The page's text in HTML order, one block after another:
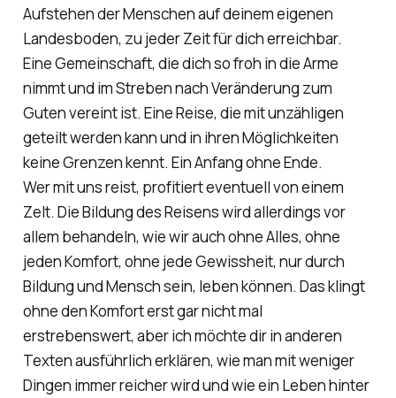
Aufstehen der Menschen auf deinem eigenen
Landesboden, zu jeder Zeit für dich erreichbar.
Eine Gemeinschaft, die dich so froh in die Arme
nimmt und im Streben nach Veränderung zum
Guten vereint ist. Eine Reise, die mit unzähligen
geteilt werden kann und in ihren Möglichkeiten
keine Grenzen kennt. Ein Anfang ohne Ende.
Wer mit uns reist, profitiert eventuell von einem
Zelt. Die Bildung des Reisens wird allerdings vor
allem behandeln, wie wir auch ohne Alles, ohne
jeden Komfort, ohne jede Gewissheit, nur durch
Bildung und Mensch sein, leben können. Das klingt
ohne den Komfort erst gar nicht mal
erstrebenswert, aber ich möchte dir in anderen
Texten ausführlich erklären, wie man mit weniger
Dingen immer reicher wird und wie ein Leben hinter